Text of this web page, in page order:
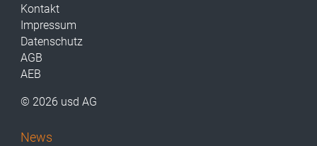
Kontakt
Impressum
Datenschutz
AGB
AEB
© 2026 usd AG
News